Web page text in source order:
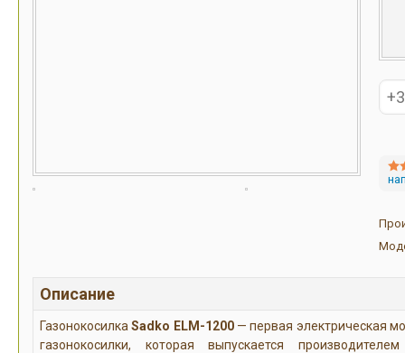
Описание
ГазонокосилкаSadko ELM-1200— первая электрическая
газонокосилки, которая выпускается